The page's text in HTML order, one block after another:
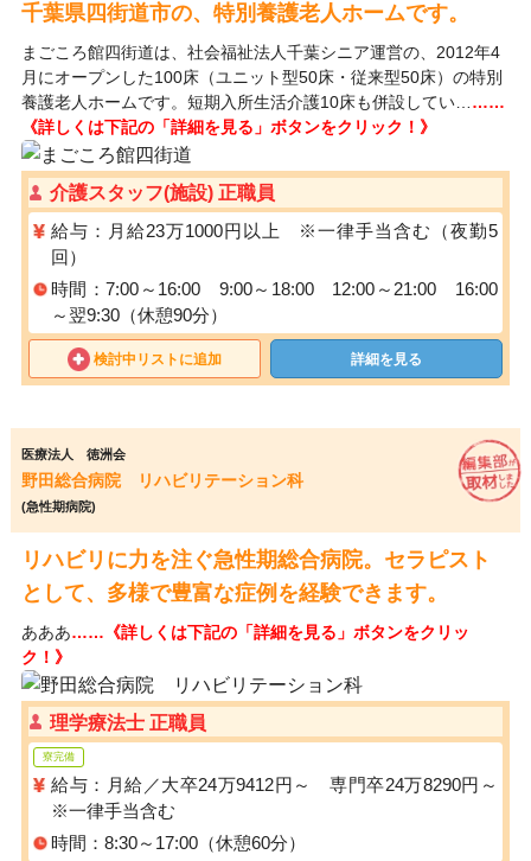
千葉県四街道市の、特別養護老人ホームです。
まごころ館四街道は、社会福祉法人千葉シニア運営の、2012年4
月にオープンした100床（ユニット型50床・従来型50床）の特別
養護老人ホームです。短期入所生活介護10床も併設してい… ……
《詳しくは下記の「詳細を見る」ボタンをクリック！》
介護スタッフ(施設) 正職員
給与：月給23万1000円以上 ※一律手当含む（夜勤5
回）
時間：7:00～16:00 9:00～18:00 12:00～21:00 16:00
～翌9:30（休憩90分）
検討中リストに追加 詳細を見る
医療法人 徳洲会
野田総合病院 リハビリテーション科
(急性期病院)
リハビリに力を注ぐ急性期総合病院。セラピスト
として、多様で豊富な症例を経験できます。
あああ……《詳しくは下記の「詳細を見る」ボタンをクリッ
ク！》
理学療法士 正職員
寮完備
給与：月給／大卒24万9412円～ 専門卒24万8290円～
※一律手当含む
時間：8:30～17:00（休憩60分）